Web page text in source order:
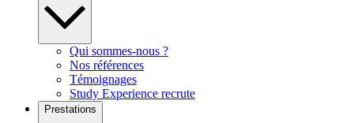
Qui sommes-nous ?
Nos références
Témoignages
Study Experience recrute
Prestations